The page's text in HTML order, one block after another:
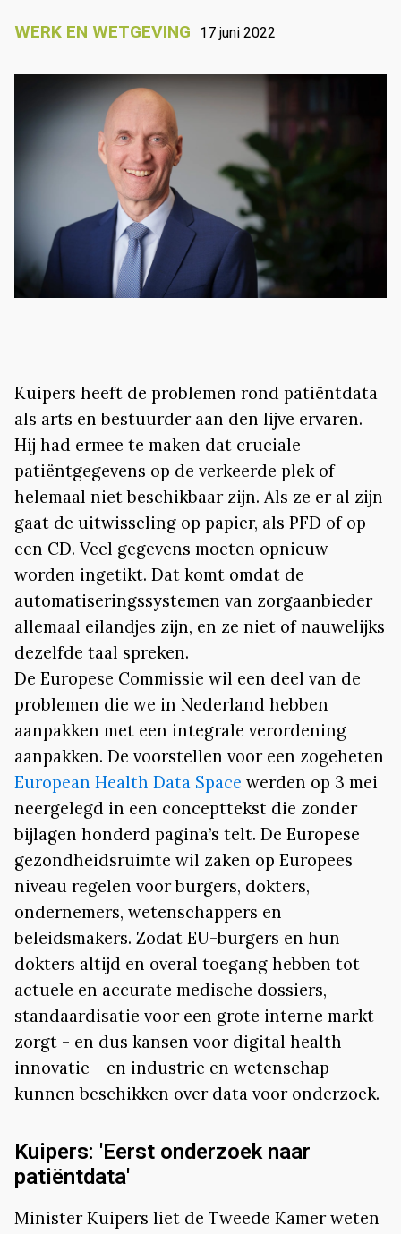
WERK EN WETGEVING 17 juni 2022
Kuipers heeft de problemen rond patiëntdata
als arts en bestuurder aan den lijve ervaren.
Hij had ermee te maken dat cruciale
patiëntgegevens op de verkeerde plek of
helemaal niet beschikbaar zijn. Als ze er al zijn
gaat de uitwisseling op papier, als PFD of op
een CD. Veel gegevens moeten opnieuw
worden ingetikt. Dat komt omdat de
automatiseringssystemen van zorgaanbieder
allemaal eilandjes zijn, en ze niet of nauwelijks
dezelfde taal spreken.
De Europese Commissie wil een deel van de
problemen die we in Nederland hebben
aanpakken met een integrale verordening
aanpakken. De voorstellen voor een zogeheten
European Health Data Space werden op 3 mei
neergelegd in een concepttekst die zonder
bijlagen honderd pagina’s telt. De Europese
gezondheidsruimte wil zaken op Europees
niveau regelen voor burgers, dokters,
ondernemers, wetenschappers en
beleidsmakers. Zodat EU-burgers en hun
dokters altijd en overal toegang hebben tot
actuele en accurate medische dossiers,
standaardisatie voor een grote interne markt
zorgt - en dus kansen voor digital health
innovatie - en industrie en wetenschap
kunnen beschikken over data voor onderzoek.
Kuipers: 'Eerst onderzoek naar
patiëntdata'
Minister Kuipers liet de Tweede Kamer weten